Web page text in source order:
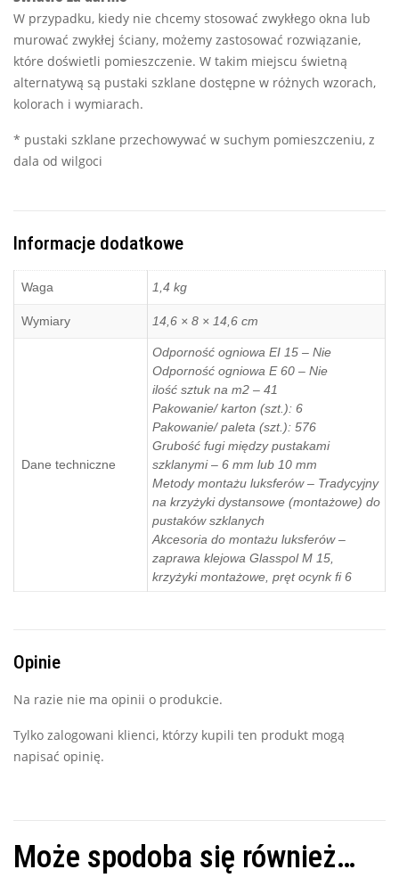
W przypadku, kiedy nie chcemy stosować zwykłego okna lub
murować zwykłej ściany, możemy zastosować rozwiązanie,
które doświetli pomieszczenie. W takim miejscu świetną
alternatywą są pustaki szklane dostępne w różnych wzorach,
kolorach i wymiarach.
* pustaki szklane przechowywać w suchym pomieszczeniu, z
dala od wilgoci
Informacje dodatkowe
Waga 1,4 kg
Wymiary 14,6 × 8 × 14,6 cm
Dane techniczne
Odporność ogniowa EI 15 – Nie
Odporność ogniowa E 60 – Nie
ilość sztuk na m2 – 41
Pakowanie/ karton (szt.): 6
Pakowanie/ paleta (szt.): 576
Grubość fugi między pustakami
szklanymi – 6 mm lub 10 mm
Metody montażu luksferów – Tradycyjny
na krzyżyki dystansowe (montażowe) do
pustaków szklanych
Akcesoria do montażu luksferów –
zaprawa klejowa Glasspol M 15,
krzyżyki montażowe, pręt ocynk fi 6
Opinie
Na razie nie ma opinii o produkcie.
Tylko zalogowani klienci, którzy kupili ten produkt mogą
napisać opinię.
Może spodoba się również…